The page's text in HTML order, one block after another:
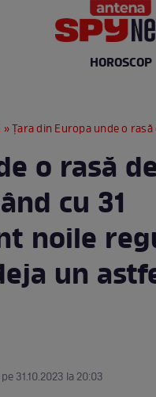
HOROSCOP
» Țara din Europa unde o rasă de câine va fi interzisă începând cu 31 decembrie. Care sunt
o rasă
cu 31
noile
un
31.10.2023 la 20:03